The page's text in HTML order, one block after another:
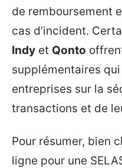
de remboursement
cas d’incident.
Indy et Qonto
supplémentaires
entreprises sur la
transactions et de
Pour résumer, bien
ligne pour une